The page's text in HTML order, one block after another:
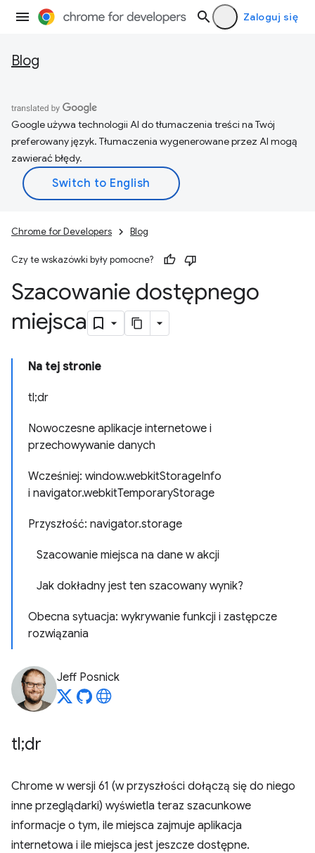
Zaloguj się
Blog
Google używa technologii AI do tłumaczenia treści na Twój
preferowany język. Tłumaczenia wygenerowane przez AI mogą
zawierać błędy.
Chrome for Developers Blog
Czy te wskazówki były pomocne?
Szacowanie dostępnego
miejsca
Na tej stronie
tl;dr
Nowoczesne aplikacje internetowe i
przechowywanie danych
Wcześniej: window.webkitStorageInfo
i navigator.webkitTemporaryStorage
Przyszłość: navigator.storage
Szacowanie miejsca na dane w akcji
Jak dokładny jest ten szacowany wynik?
Obecna sytuacja: wykrywanie funkcji i zastępcze
rozwiązania
Jeff Posnick
tl;dr
Chrome w wersji 61 (w przyszłości dołączą się do niego
inne przeglądarki) wyświetla teraz szacunkowe
informacje o tym, ile miejsca zajmuje aplikacja
internetowa i ile miejsca jest jeszcze dostępne.